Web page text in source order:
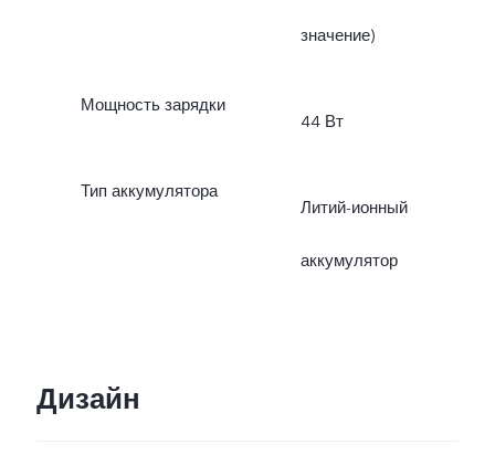
значение)
Мощность зарядки
44 Вт
Тип аккумулятора
Литий-ионный
аккумулятор
Дизайн